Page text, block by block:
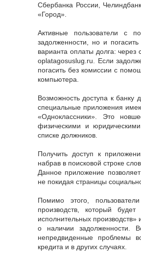
Сбербанка России,
«Город».
Активные пользователи с
задолженности, но и
варианта оплаты долга: через
oplatagosuslug.ru. Если
погасить без комиссии с
компьютера.
Возможность доступа к банку
специальные приложения
«Одноклассники». Это
физическими и
списке должников.
Получить доступ к
набрав в поисковой строке
Данное приложение
не покидая страницы
Помимо этого,
производств, который
исполнительных
о наличии задолженности.
непредвиденные проблемы
кредита и в других случаях.